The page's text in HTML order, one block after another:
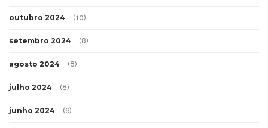
outubro 2024 (10)
setembro 2024 (8)
agosto 2024 (8)
julho 2024 (8)
junho 2024 (6)